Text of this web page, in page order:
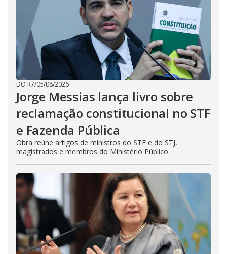
DO R7/05/08/2026
Jorge Messias lança livro sobre
reclamação constitucional no STF
e Fazenda Pública
Obra reúne artigos de ministros do STF e do STJ,
magistrados e membros do Ministério Público